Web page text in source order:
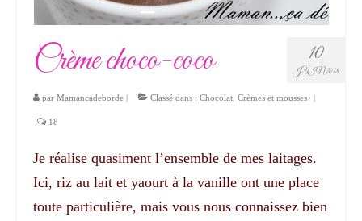
10
JUIN 2018
Crème choco-coco
par Mamancadeborde | Classé dans : Chocolat Crèmes et mousses |
18
Je réalise quasiment l’ensemble de mes laitages.
Ici, riz au lait et yaourt à la vanille ont une place
toute particulière, mais vous nous connaissez bien